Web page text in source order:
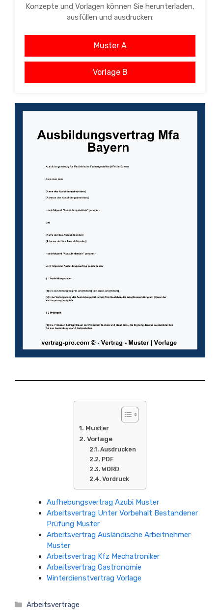
Konzepte und Vorlagen können Sie herunterladen,
ausfüllen und ausdrucken:
Muster A
Vorlage B
Muster
Vorlage
Ausdrucken
PDF
WORD
Vordruck
Aufhebungsvertrag Azubi Muster
Arbeitsvertrag Unter Vorbehalt Bestandener
Prüfung Muster
Arbeitsvertrag Ausländische Arbeitnehmer
Muster
Arbeitsvertrag Kfz Mechatroniker
Arbeitsvertrag Gastronomie
Winterdienstvertrag Vorlage
Kategorien
Arbeitsverträge